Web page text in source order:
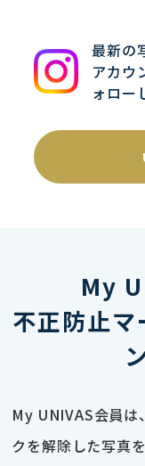
最新の
アカウ
ォロー
My
不正防止
My UNIVAS会員は
クを解除した写真